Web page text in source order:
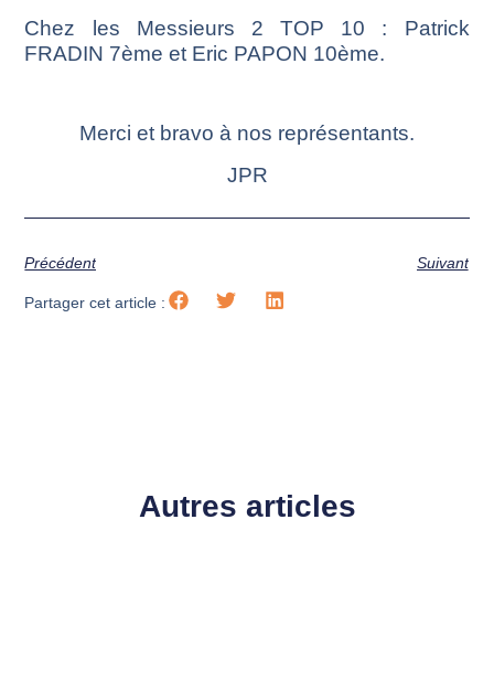
Chez les Messieurs 2 TOP 10 : Patrick
FRADIN 7ème et Eric PAPON 10ème.
Merci et bravo à nos représentants.
JPR
Précédent Suivant
Partager cet article :
Autres articles